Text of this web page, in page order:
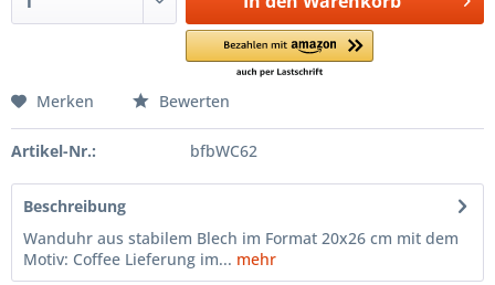
Merken Bewerten
Artikel-Nr.: bfbWC62
Beschreibung
Wanduhr aus stabilem Blech im Format 20x26 cm mit dem
Motiv: Coffee Lieferung im... mehr